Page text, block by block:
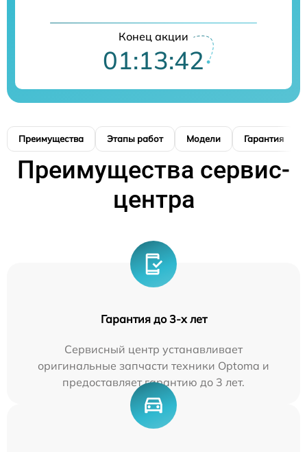
Конец акции
01:13:41
Преимущества Этапы работ Модели Гарантия
Преимущества сервис-
центра
Гарантия до 3-х лет
Сервисный центр устанавливает
оригинальные запчасти техники Optoma и
предоставляет гарантию до 3 лет.